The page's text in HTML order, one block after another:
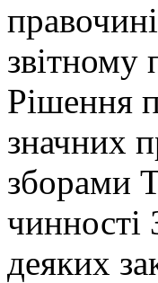
звiтному
Рiшення
значних
зборами
чинностi
деяких